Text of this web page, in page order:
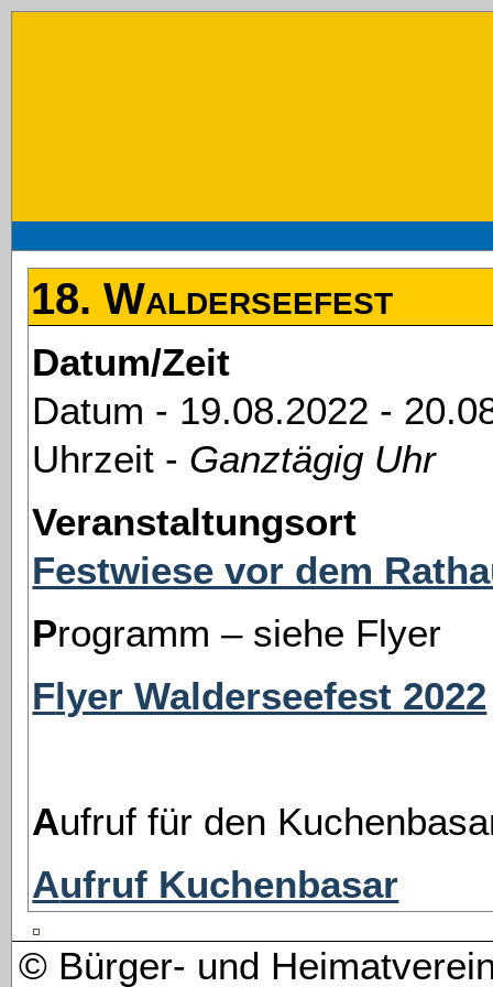
18. Walderseefest
Datum/Zeit
Datum - 19.08.2022 -
Uhrzeit - Ganztägig Uhr
Veranstaltungsort
Festwiese vor dem
Programm – siehe Flyer
Flyer Walderseefest 2022
Aufruf für den
Aufruf Kuchenbasar
© Bürger- und